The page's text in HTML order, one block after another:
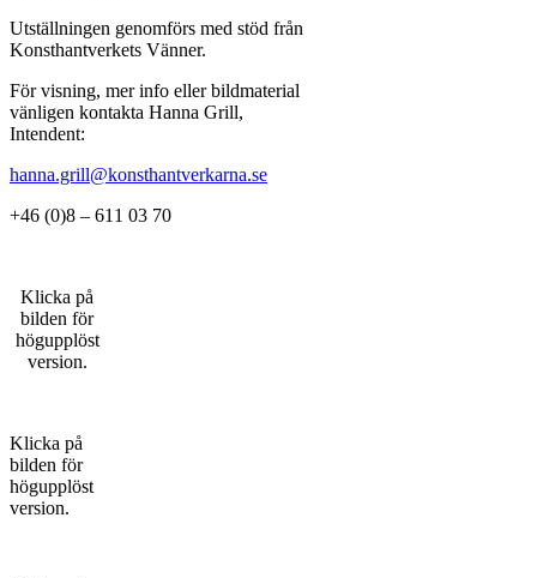
Utställningen genomförs med stöd från
Konsthantverkets Vänner.
För visning, mer info eller bildmaterial
vänligen kontakta Hanna Grill,
Intendent:
hanna.grill@konsthantverkarna.se
+46 (0)8 – 611 03 70
Klicka på
bilden för
högupplöst
version.
Klicka på
bilden för
högupplöst
version.